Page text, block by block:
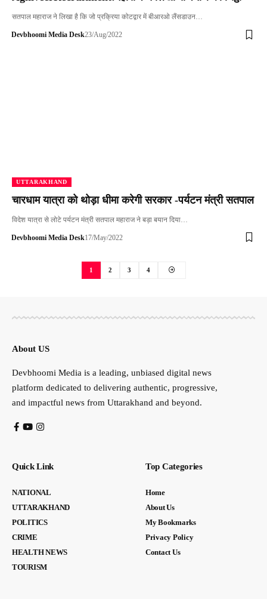
सतपाल महाराज ने लिखा है कि जो प्रक्रिया कोटद्वार में बीआरओ लैंसडाउन…
Devbhoomi Media Desk23/Aug/2022
UTTARAKHAND
चारधाम यात्रा को थोड़ा धीमा करेगी सरकार -पर्यटन मंत्री सतपाल
विदेश यात्रा से लोटे पर्यटन मंत्री सतपाल महाराज ने बड़ा बयान दिया…
Devbhoomi Media Desk17/May/2022
1 2 3 4
About US
Devbhoomi Media is a leading, unbiased digital news
platform dedicated to delivering authentic, progressive,
and impactful news from Uttarakhand and beyond.
Quick Link
NATIONAL
UTTARAKHAND
POLITICS
CRIME
HEALTH NEWS
TOURISM
Top Categories
Home
About Us
My Bookmarks
Privacy Policy
Contact Us